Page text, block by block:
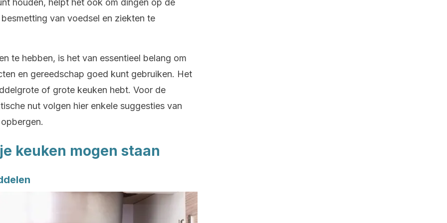
houden, helpt het ook om dingen op de
van voedsel en ziekten te
te hebben, is het van essentieel belang om
en gereedschap goed kunt gebruiken. Het
of grote keuken hebt. Voor de
nut volgen hier enkele suggesties van
keuken mogen staan